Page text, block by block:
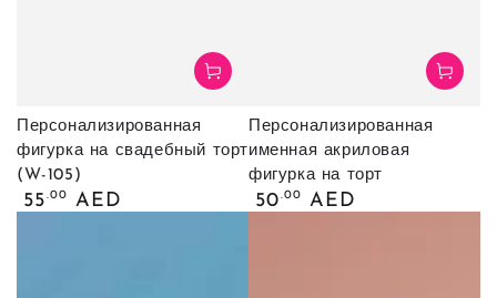
Персонализированная
фигурка на свадебный торт
(W-105)
Обычная
цена
55.00 AED
Персонализированная
именная акриловая
фигурка на торт
Обычная
цена
50.00 AED